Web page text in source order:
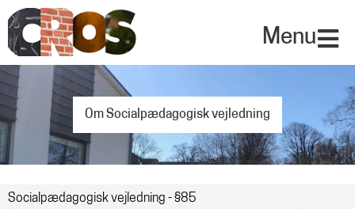
til
indholdet
Menu
Om Socialpædagogisk vejledning
Socialpædagogisk vejledning - §85